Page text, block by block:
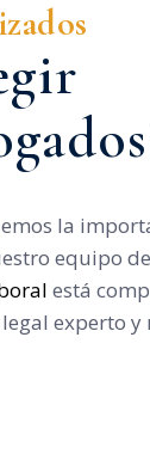
la
equipo de
está
experto y